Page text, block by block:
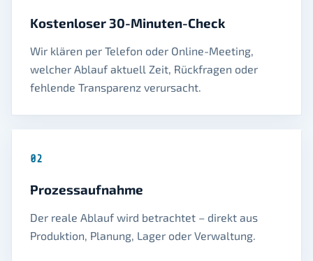
Kostenloser 30-Minuten-Check
Wir klären per Telefon oder Online-Meeting,
welcher Ablauf aktuell Zeit, Rückfragen oder
fehlende Transparenz verursacht.
02
Prozessaufnahme
Der reale Ablauf wird betrachtet – direkt aus
Produktion, Planung, Lager oder Verwaltung.